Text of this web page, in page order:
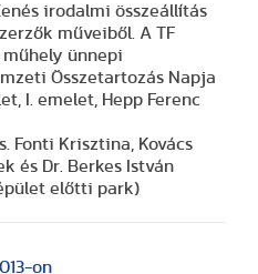
irodalmi összeállítás
műveiből. A TF
műhely ünnepi
Összetartozás Napja
I. emelet, Hepp Ferenc
Fonti Krisztina, Kovács
és Dr. Berkes István
előtti park)